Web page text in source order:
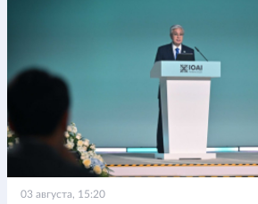
03 августа, 15:20